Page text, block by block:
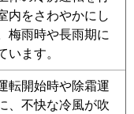
PA-
PA-
内をさわやかにし
梅雨時や長雨期に
います。
転開始時や除霜運
、不快な冷風が吹